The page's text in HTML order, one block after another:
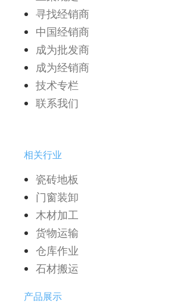
寻找经销商
中国经销商
成为批发商
成为经销商
技术专栏
联系我们
相关行业
瓷砖地板
门窗装卸
木材加工
货物运输
仓库作业
石材搬运
产品展示